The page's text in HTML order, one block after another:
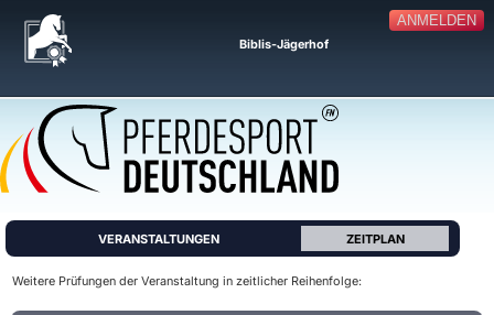
ANMELDEN
Biblis-Jägerhof
VERANSTALTUNGEN ZEITPLAN
Weitere Prüfungen der Veranstaltung in zeitlicher Reihenfolge: